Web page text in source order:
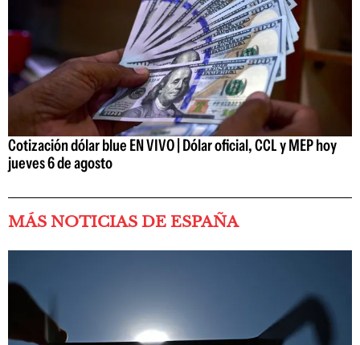
Cotización dólar blue EN VIVO | Dólar oficial, CCL y MEP hoy
jueves 6 de agosto
MÁS NOTICIAS DE ESPAÑA